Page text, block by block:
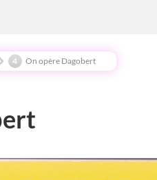
On opère Dagobert